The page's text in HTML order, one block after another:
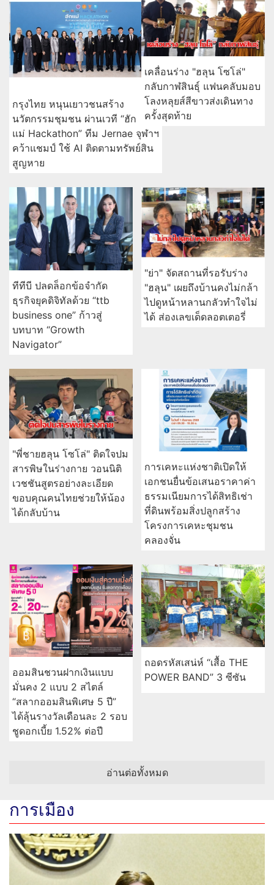
กรุงไทย หนุนเยาวชนสร้าง
นวัตกรรมชุมชน ผ่านเวที “ฮัก
แม่ Hackathon” ทีม Jernae จุฬาฯ
คว้าแชมป์ ใช้ AI ติดตามทรัพย์สิน
สูญหาย
เคลื่อนร่าง "ฮลุน โซโล่"
กลับกาฬสินธุ์ แฟนคลับมอบ
โลงหลุยส์สีขาวส่งเดินทาง
ครั้งสุดท้าย
ทีทีบี ปลดล็อกข้อจำกัด
ธุรกิจยุคดิจิทัลด้วย “ttb
business one” ก้าวสู่
บทบาท “Growth
Navigator”
"ย่า" จัดสถานที่รอรับร่าง
"ฮลุน" เผยถึงบ้านคงไม่กล้า
ไปดูหน้าหลานกลัวทำใจไม่
ได้ ส่องเลขเด็ดลอตเตอรี่
"พี่ชายฮลุน โซโล่" ติดใจปม
สารพิษในร่างกาย วอนนิติ
เวชชันสูตรอย่างละเอียด
ขอบคุณคนไทยช่วยให้น้อง
ได้กลับบ้าน
การเคหะแห่งชาติเปิดให้
เอกชนยื่นข้อเสนอราคาค่า
ธรรมเนียมการได้สิทธิเช่า
ที่ดินพร้อมสิ่งปลูกสร้าง
โครงการเคหะชุมชน
คลองจั่น
ออมสินชวนฝากเงินแบบ
มั่นคง 2 แบบ 2 สไตล์
“สลากออมสินพิเศษ 5 ปี”
ได้ลุ้นรางวัลเดือนละ 2 รอบ
ชูดอกเบี้ย 1.52% ต่อปี
ถอดรหัสเสน่ห์ “เสื้อ THE
POWER BAND” 3 ซีซัน
อ่านต่อทั้งหมด
การเมือง